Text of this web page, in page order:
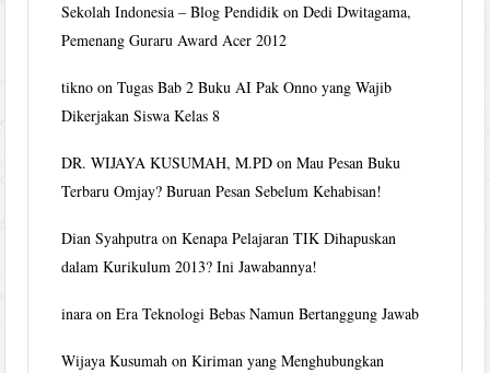
Sekolah Indonesia – Blog Pendidik onDedi Dwitagama,
Pemenang Guraru Award Acer 2012
tikno onTugas Bab 2 Buku AI Pak Onno yang Wajib
Dikerjakan Siswa Kelas 8
DR. WIJAYA KUSUMAH, M.PD onMau Pesan Buku
Terbaru Omjay? Buruan Pesan Sebelum Kehabisan!
Dian Syahputra onKenapa Pelajaran TIK Dihapuskan
dalam Kurikulum 2013? Ini Jawabannya!
inara onEra Teknologi Bebas Namun Bertanggung Jawab
Wijaya Kusumah onKiriman yang Menghubungkan